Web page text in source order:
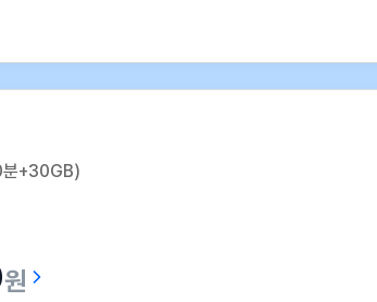
분+30GB)
원